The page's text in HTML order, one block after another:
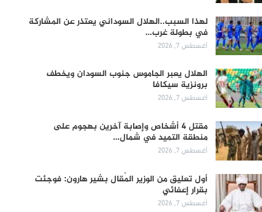
لهذا السبب..الهلال السوداني يعتذر عن المشاركة
في بطولة غرب…
أغسطس 7, 2026
الهلال يعبر الجاموس جنوب السودان ويخطف
برونزية سيكافا
أغسطس 7, 2026
مقتل 4 أشخاص وإصابة آخرين بهجوم على
منطقة التميد في شمال…
أغسطس 7, 2026
أول تعليق من الوزير المُقال بشير هارون: فوجئت
بقرار إعفائي
أغسطس 7, 2026